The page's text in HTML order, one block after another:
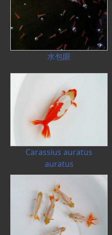
水包眼
Carassius auratus
auratus